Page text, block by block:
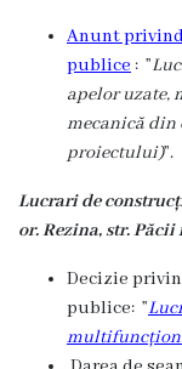
Anunt
publice : ”
apelor uzate,
mecanică din
proiectului)”.
Lucrari de
or. Rezina, str. Păcii
Decizie
publice: ”